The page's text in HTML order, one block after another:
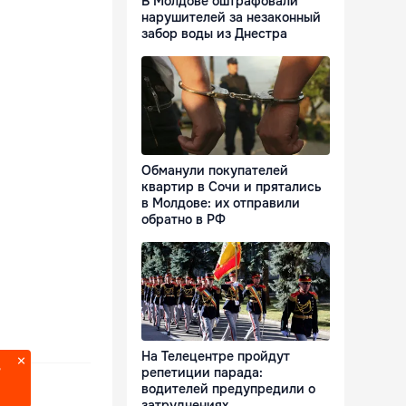
нарушителей за незаконный
забор воды из Днестра
Обманули покупателей
квартир в Сочи и прятались
в Молдове: их отправили
обратно в РФ
На Телецентре пройдут
репетиции парада:
водителей предупредили о